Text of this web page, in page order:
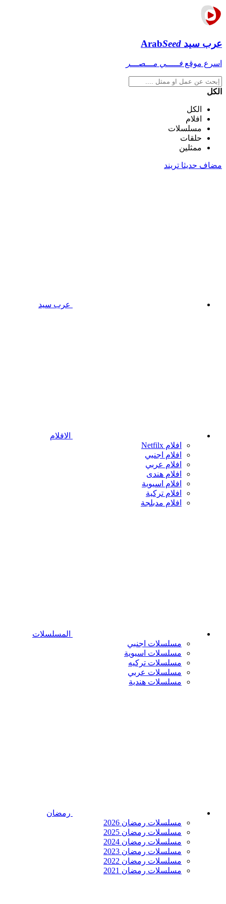
عرب سيد ArabSeed
اسرع موقع فـــــي مـــصـــر
الكل
الكل
افلام
مسلسلات
حلقات
ممثلين
مضاف حديثا تريند
عرب سيد
الافلام
افلام Netfilx
افلام اجنبي
افلام عربي
افلام هندى
افلام اسيوية
افلام تركية
افلام مدبلجة
المسلسلات
مسلسلات اجنبي
مسلسلات اسيوية
مسلسلات تركيه
مسلسلات عربي
مسلسلات هندية
رمضان
مسلسلات رمضان 2026
مسلسلات رمضان 2025
مسلسلات رمضان 2024
مسلسلات رمضان 2023
مسلسلات رمضان 2022
مسلسلات رمضان 2021